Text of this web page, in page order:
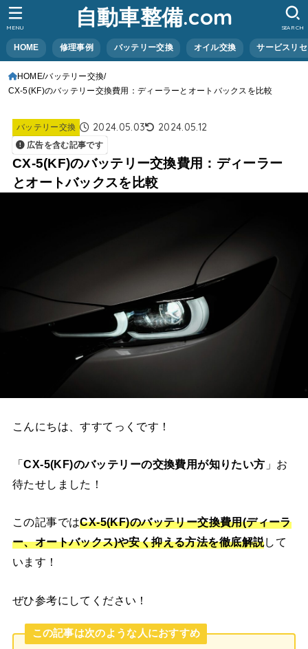
自動車整備.com
HOME 修理事例 バッテリー交換 オイル交換 サービスリ
SEARCH
MENU
HOME バッテリー交換
CX-5(KF)のバッテリー交換費用：ディーラーとオートバックスを比較
バッテリー交換 2024.05.03 2024.05.12
広告を含む記事です
CX-5(KF)のバッテリー交換費用：ディーラー
とオートバックスを比較
こんにちは、すすてっくです！
「CX-5(KF)のバッテリーの交換費用が知りたい方 」お
待たせしました！
この記事ではCX-5(KF)のバッテリー交換費用(ディーラ
ー、オートバックス)や安く抑える方法を徹底解説して
います！
ぜひ参考にしてください！
この記事は次のような人におすすめ